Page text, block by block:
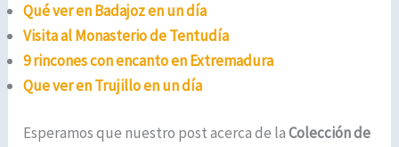
Qué ver en Badajoz en un día
Visita al Monasterio de Tentudía
9 rincones con encanto en Extremadura
Que ver en Trujillo en un día
Esperamos que nuestro post acerca de laColección de